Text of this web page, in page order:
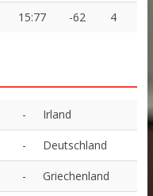
15:77 -62 4
- Irland
- Deutschland
- Griechenland